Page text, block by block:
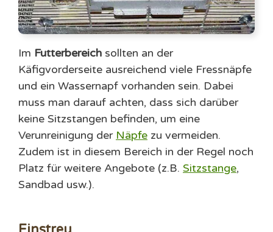
Im Futterbereich sollten an der
Käfigvorderseite ausreichend viele Fressnäpfe
und ein Wassernapf vorhanden sein. Dabei
muss man darauf achten, dass sich darüber
keine Sitzstangen befinden, um eine
Verunreinigung der Näpfe zu vermeiden.
Zudem ist in diesem Bereich in der Regel noch
Platz für weitere Angebote (z.B. Sitzstange,
Sandbad usw.).